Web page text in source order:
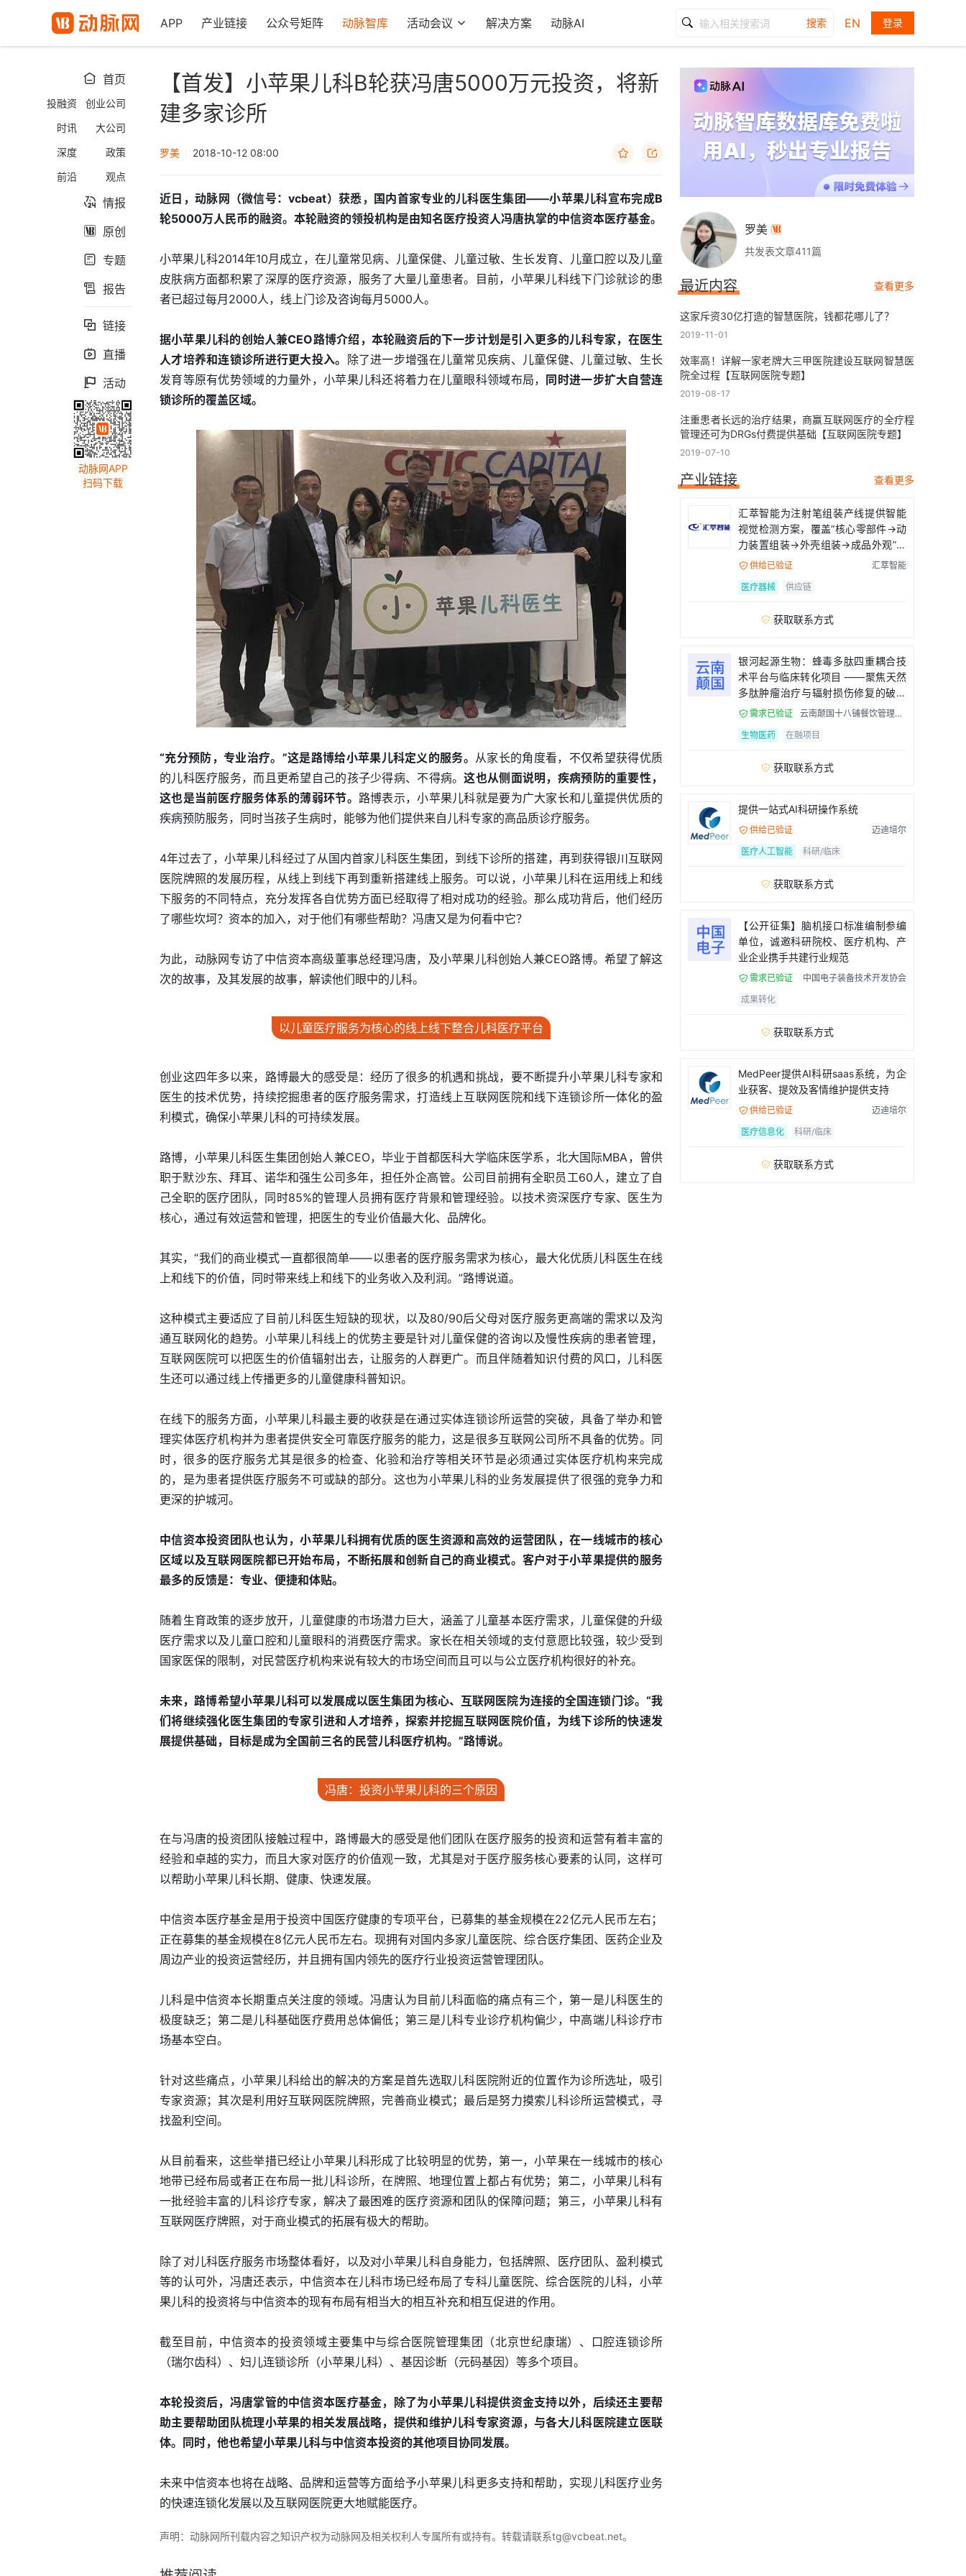
APP 产业链接 公众号矩阵 动脉智库 活动会议 解决方案 动脉AI 搜索 EN 登录
 首页
投融资
创业公司
时讯
大公司
深度
政策
前沿
观点
 情报
 原创
 专题
 报告
 链接
 直播
 活动
动脉网APP
扫码下载
【首发】小苹果儿科B轮获冯唐5000万元投资，将新
建多家诊所
罗美 2018-10-12 08:00  
近日，动脉网（微信号：vcbeat）获悉，国内首家专业的儿科医生集团——小苹果儿科宣布完成B
轮5000万人民币的融资。本轮融资的领投机构是由知名医疗投资人冯唐执掌的中信资本医疗基金。
小苹果儿科2014年10月成立，在儿童常见病、儿童保健、儿童过敏、生长发育、儿童口腔以及儿童
皮肤病方面都积累了深厚的医疗资源，服务了大量儿童患者。目前，小苹果儿科线下门诊就诊的患
者已超过每月2000人，线上门诊及咨询每月5000人。
据小苹果儿科的创始人兼CEO路博介绍，本轮融资后的下一步计划是引入更多的儿科专家，在医生
人才培养和连锁诊所进行更大投入。
除了进一步增强在儿童常见疾病、儿童保健、儿童过敏、生长
发育等原有优势领域的力量外，小苹果儿科还将着力在儿童眼科领域布局，
同时进一步扩大自营连
锁诊所的覆盖区域。
“充分预防，专业治疗。”这是路博给小苹果儿科定义的服务。 从家长的角度看，不仅希望获得优质
的儿科医疗服务，而且更希望自己的孩子少得病、不得病。这也从侧面说明，疾病预防的重要性，
这也是当前医疗服务体系的薄弱环节。 路博表示，小苹果儿科就是要为广大家长和儿童提供优质的
疾病预防服务，同时当孩子生病时，能够为他们提供来自儿科专家的高品质诊疗服务。
4年过去了，小苹果儿科经过了从国内首家儿科医生集团，到线下诊所的搭建，再到获得银川互联网
医院牌照的发展历程，从线上到线下再到重新搭建线上服务。可以说，小苹果儿科在运用线上和线
下服务的不同特点，充分发挥各自优势方面已经取得了相对成功的经验。那么成功背后，他们经历
了哪些坎坷？资本的加入，对于他们有哪些帮助？冯唐又是为何看中它？
为此，动脉网专访了中信资本高级董事总经理冯唐，及小苹果儿科创始人兼CEO路博。希望了解这
次的故事，及其发展的故事，解读他们眼中的儿科。
以儿童医疗服务为核心的线上线下整合儿科医疗平台
创业这四年多以来，路博最大的感受是：经历了很多的机遇和挑战，要不断提升小苹果儿科专家和
医生的技术优势，持续挖掘患者的医疗服务需求，打造线上互联网医院和线下连锁诊所一体化的盈
利模式，确保小苹果儿科的可持续发展。
路博，小苹果儿科医生集团创始人兼CEO，毕业于首都医科大学临床医学系，北大国际MBA，曾供
职于默沙东、拜耳、诺华和强生公司多年，担任外企高管。公司目前拥有全职员工60人，建立了自
己全职的医疗团队，同时85%的管理人员拥有医疗背景和管理经验。以技术资深医疗专家、医生为
核心，通过有效运营和管理，把医生的专业价值最大化、品牌化。
其实，“我们的商业模式一直都很简单——以患者的医疗服务需求为核心，最大化优质儿科医生在线
上和线下的价值，同时带来线上和线下的业务收入及利润。”路博说道。
这种模式主要适应了目前儿科医生短缺的现状，以及80/90后父母对医疗服务更高端的需求以及沟
通互联网化的趋势。小苹果儿科线上的优势主要是针对儿童保健的咨询以及慢性疾病的患者管理，
互联网医院可以把医生的价值辐射出去，让服务的人群更广。而且伴随着知识付费的风口，儿科医
生还可以通过线上传播更多的儿童健康科普知识。
在线下的服务方面，小苹果儿科最主要的收获是在通过实体连锁诊所运营的突破，具备了举办和管
理实体医疗机构并为患者提供安全可靠医疗服务的能力，这是很多互联网公司所不具备的优势。同
时，很多的医疗服务尤其是很多的检查、化验和治疗等相关环节是必须通过实体医疗机构来完成
的，是为患者提供医疗服务不可或缺的部分。这也为小苹果儿科的业务发展提供了很强的竞争力和
更深的护城河。
中信资本投资团队也认为，小苹果儿科拥有优质的医生资源和高效的运营团队，在一线城市的核心
区域以及互联网医院都已开始布局，不断拓展和创新自己的商业模式。客户对于小苹果提供的服务
最多的反馈是：专业、便捷和体贴。
随着生育政策的逐步放开，儿童健康的市场潜力巨大，涵盖了儿童基本医疗需求，儿童保健的升级
医疗需求以及儿童口腔和儿童眼科的消费医疗需求。家长在相关领域的支付意愿比较强，较少受到
国家医保的限制，对民营医疗机构来说有较大的市场空间而且可以与公立医疗机构很好的补充。
未来，路博希望小苹果儿科可以发展成以医生集团为核心、互联网医院为连接的全国连锁门诊。“我
们将继续强化医生集团的专家引进和人才培养，探索并挖掘互联网医院价值，为线下诊所的快速发
展提供基础，目标是成为全国前三名的民营儿科医疗机构。”路博说。
冯唐：投资小苹果儿科的三个原因
在与冯唐的投资团队接触过程中，路博最大的感受是他们团队在医疗服务的投资和运营有着丰富的
经验和卓越的实力，而且大家对医疗的价值观一致，尤其是对于医疗服务核心要素的认同，这样可
以帮助小苹果儿科长期、健康、快速发展。
中信资本医疗基金是用于投资中国医疗健康的专项平台，已募集的基金规模在22亿元人民币左右；
正在募集的基金规模在8亿元人民币左右。现拥有对国内多家儿童医院、综合医疗集团、医药企业及
周边产业的投资运营经历，并且拥有国内领先的医疗行业投资运营管理团队。
儿科是中信资本长期重点关注度的领域。冯唐认为目前儿科面临的痛点有三个，第一是儿科医生的
极度缺乏；第二是儿科基础医疗费用总体偏低；第三是儿科专业诊疗机构偏少，中高端儿科诊疗市
场基本空白。
针对这些痛点，小苹果儿科给出的解决的方案是首先选取儿科医院附近的位置作为诊所选址，吸引
专家资源；其次是利用好互联网医院牌照，完善商业模式；最后是努力摸索儿科诊所运营模式，寻
找盈利空间。
从目前看来，这些举措已经让小苹果儿科形成了比较明显的优势，第一，小苹果在一线城市的核心
地带已经布局或者正在布局一批儿科诊所，在牌照、地理位置上都占有优势；第二，小苹果儿科有
一批经验丰富的儿科诊疗专家，解决了最困难的医疗资源和团队的保障问题；第三，小苹果儿科有
互联网医疗牌照，对于商业模式的拓展有极大的帮助。
除了对儿科医疗服务市场整体看好，以及对小苹果儿科自身能力，包括牌照、医疗团队、盈利模式
等的认可外，冯唐还表示，中信资本在儿科市场已经布局了专科儿童医院、综合医院的儿科，小苹
果儿科的投资将与中信资本的现有布局有相当大的相互补充和相互促进的作用。
截至目前，中信资本的投资领域主要集中与综合医院管理集团（北京世纪康瑞）、口腔连锁诊所
（瑞尔齿科）、妇儿连锁诊所（小苹果儿科）、基因诊断（元码基因）等多个项目。
本轮投资后，冯唐掌管的中信资本医疗基金，除了为小苹果儿科提供资金支持以外，后续还主要帮
助主要帮助团队梳理小苹果的相关发展战略，提供和维护儿科专家资源，与各大儿科医院建立医联
体。同时，他也希望小苹果儿科与中信资本投资的其他项目协同发展。
未来中信资本也将在战略、品牌和运营等方面给予小苹果儿科更多支持和帮助，实现儿科医疗业务
的快速连锁化发展以及互联网医院更大地赋能医疗。
声明：动脉网所刊载内容之知识产权为动脉网及相关权利人专属所有或持有。转载请联系tg@vcbeat.net。
罗美 
共发表文章411篇
最近内容 查看更多
这家斥资30亿打造的智慧医院，钱都花哪儿了？
2019-11-01
效率高！详解一家老牌大三甲医院建设互联网智慧医
院全过程【互联网医院专题】
2019-08-17
注重患者长远的治疗结果，商赢互联网医疗的全疗程
管理还可为DRGs付费提供基础【互联网医院专题】
2019-07-10
产业链接 查看更多
汇萃智能为注射笔组装产线提供智能
视觉检测方案，覆盖“核心零部件→动
力装置组装→外壳组装→成品外观”全
流程
 供给已验证
汇萃智能
医疗器械
供应链
 获取联系方式
银河起源生物：蜂毒多肽四重耦合技
术平台与临床转化项目 ——聚焦天然
多肽肿瘤治疗与辐射损伤修复的破局
者
 需求已验证
云南颠国十八铺餐饮管理有
生物医药
在融项目
 获取联系方式
提供一站式AI科研操作系统
 供给已验证
迈迪培尔
医疗人工智能
科研/临床
 获取联系方式
【公开征集】脑机接口标准编制参编
单位，诚邀科研院校、医疗机构、产
业企业携手共建行业规范
 需求已验证
中国电子装备技术开发协会
成果转化
 获取联系方式
MedPeer提供AI科研saas系统，为企
业获客、提效及客情维护提供支持
 供给已验证
迈迪培尔
医疗信息化
科研/临床
 获取联系方式